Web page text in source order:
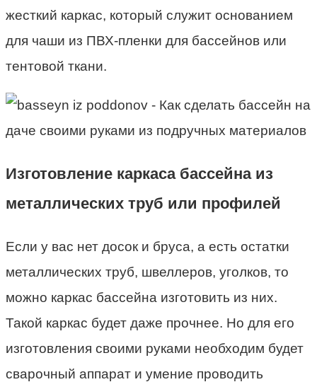
жесткий каркас, который служит основанием
для чаши из ПВХ-пленки для бассейнов или
тентовой ткани.
Изготовление каркаса бассейна из
металлических труб или профилей
Если у вас нет досок и бруса, а есть остатки
металлических труб, швеллеров, уголков, то
можно каркас бассейна изготовить из них.
Такой каркас будет даже прочнее. Но для его
изготовления своими руками необходим будет
сварочный аппарат и умение проводить